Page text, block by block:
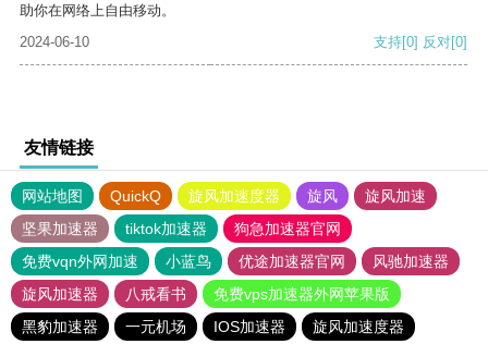
助你在网络上自由移动。
2024-06-10
支持[0] 反对[0]
友情链接
网站地图 QuickQ 旋风加速度器 旋风
旋风加速
坚果加速器
tiktok加速器
狗急加速器官网
免费vqn外网加速
小蓝鸟 优途加速器官网
风驰加速器
旋风加速器
八戒看书
免费vps加速器外网苹果版
黑豹加速器
一元机场 IOS加速器 旋风加速度器